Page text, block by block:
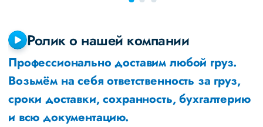
Ролик о нашей компании
Профессионально доставим любой груз.
Возьмём на себя ответственность за груз,
сроки доставки, сохранность, бухгалтерию
и всю документацию.